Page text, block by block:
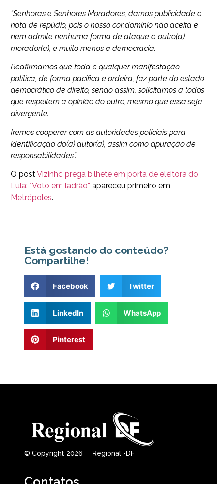
“Senhoras e Senhores Moradores, damos publicidade a
nota de repúdio, pois o nosso condomínio não aceita e
nem admite nenhuma forma de ataque a outro(a)
morador(a), e muito menos à democracia.
Reafirmamos que toda e qualquer manifestação
política, de forma pacífica e ordeira, faz parte do estado
democrático de direito, sendo assim, solicitamos a todos
que respeitem a opinião do outro, mesmo que essa seja
divergente.
Iremos cooperar com as autoridades policiais para
identificação do(a) autor(a), assim como apuração de
responsabilidades”.
O postVizinho prega bilhete em porta de eleitora do
Lula: “Voto em ladrão” apareceu primeiro em
Metrópoles.
Está gostando do conteúdo?
Compartilhe!
Facebook Twitter
LinkedIn WhatsApp
Pinterest
© Copyright 2026 Regional -DF